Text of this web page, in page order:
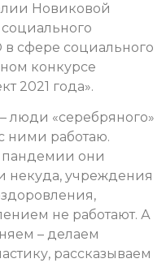
Новиковой
сфере социального
конкурсе
2021 года».
люди «серебряного»
ними работаю.
пандемии они
некуда, учреждения
не работают. А
– делаем
рассказываем